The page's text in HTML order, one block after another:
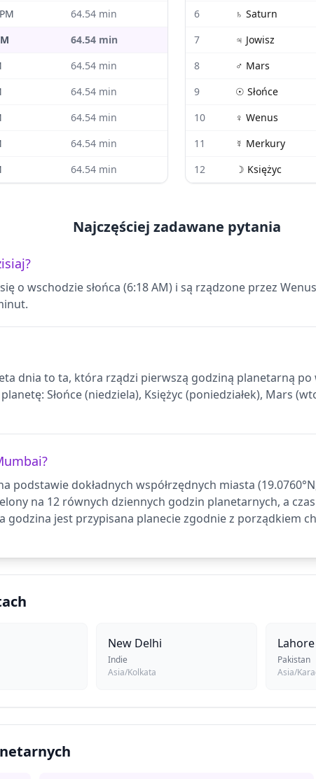
64.54 min
64.54 min
64.54 min
64.54 min
64.54 min
64.54 min
64.54 min
6
♄ Saturn
7
♃ Jowisz
8
♂ Mars
9
☉ Słońce
10
♀ Wenus
11
☿ Merkury
12
☽ Księżyc
Najczęściej zadawane pytania
o wschodzie słońca (6:18 AM) i są rządzone przez
dnia to ta, która rządzi pierwszą godziną planetarną
Słońce (niedziela), Księżyc (poniedziałek), Mars
dokładnych współrzędnych miasta
na 12 równych dziennych godzin planetarnych, a
godzina jest przypisana planecie zgodnie z porządkiem
New Delhi
Indie
Asia/Kolkata
Lahore
Pakistan
Asia/